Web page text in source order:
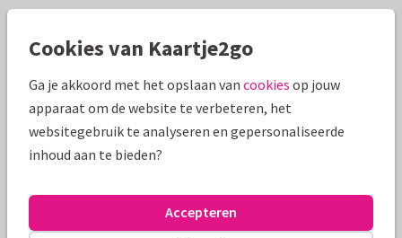
Cookies van Kaartje2go
Ga je akkoord met het opslaan van cookies op jouw
apparaat om de website te verbeteren, het
websitegebruik te analyseren en gepersonaliseerde
inhoud aan te bieden?
Accepteren